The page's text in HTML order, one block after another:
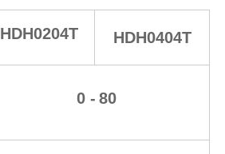
HDH0204T HDH0404T
0 - 80